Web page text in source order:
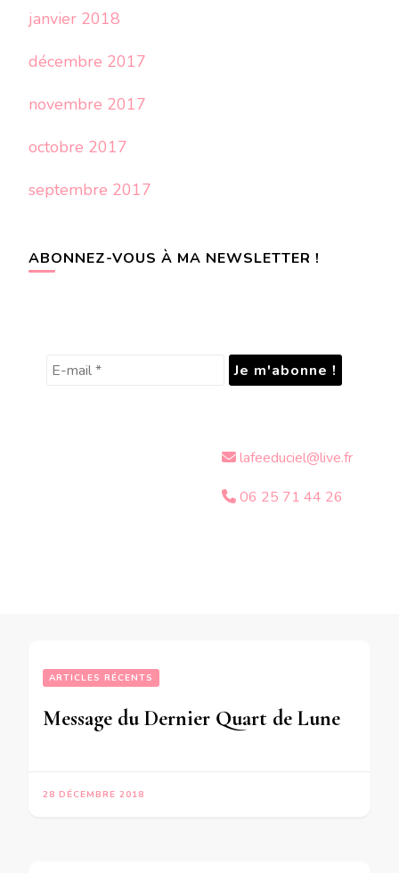
janvier 2018
décembre 2017
novembre 2017
octobre 2017
septembre 2017
ABONNEZ-VOUS À MA NEWSLETTER !
lafeeduciel@live.fr
06 25 71 44 26
ARTICLES RÉCENTS
28 DÉCEMBRE 2018